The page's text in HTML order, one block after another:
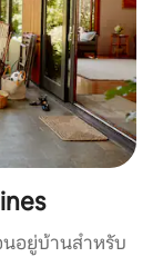
อยู่บ้านสำหรับ